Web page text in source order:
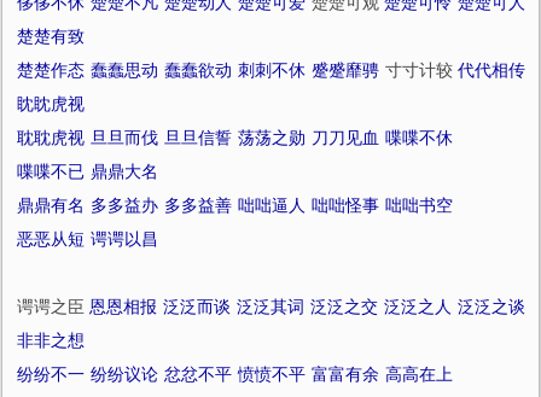
楚楚有致
楚楚作态 蠢蠢思动 蠢蠢欲动 刺刺不休 蹙蹙靡骋 寸寸计较 代代相传
眈眈虎视
耽耽虎视 旦旦而伐 旦旦信誓 荡荡之勋 刀刀见血 喋喋不休
喋喋不已 鼎鼎大名
鼎鼎有名 多多益办 多多益善 咄咄逼人 咄咄怪事 咄咄书空
恶恶从短 谔谔以昌
谔谔之臣 恩恩相报 泛泛而谈 泛泛其词 泛泛之交 泛泛之人 泛泛之谈
非非之想
纷纷不一 纷纷议论 忿忿不平 愤愤不平 富富有余 高高在上